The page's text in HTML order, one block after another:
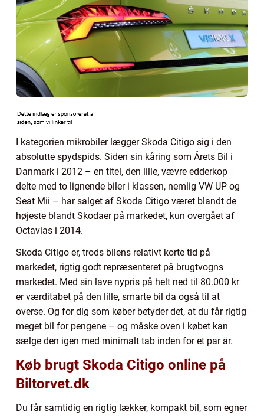
I kategorien mikrobiler lægger Skoda Citigo sig i den
absolutte spydspids. Siden sin kåring som Årets Bil i
Danmark i 2012 – en titel, den lille, vævre edderkop
delte med to lignende biler i klassen, nemlig VW UP og
Seat Mii – har salget af Skoda Citigo været blandt de
højeste blandt Skodaer på markedet, kun overgået af
Octavias i 2014.
Skoda Citigo er, trods bilens relativt korte tid på
markedet, rigtig godt repræsenteret på brugtvogns
markedet. Med sin lave nypris på helt ned til 80.000 kr
er værditabet på den lille, smarte bil da også til at
overse. Og for dig som køber betyder det, at du får rigtig
meget bil for pengene – og måske oven i købet kan
sælge den igen med minimalt tab inden for et par år.
Køb brugt Skoda Citigo online på
Biltorvet.dk
Du får samtidig en rigtig lækker, kompakt bil, som egner